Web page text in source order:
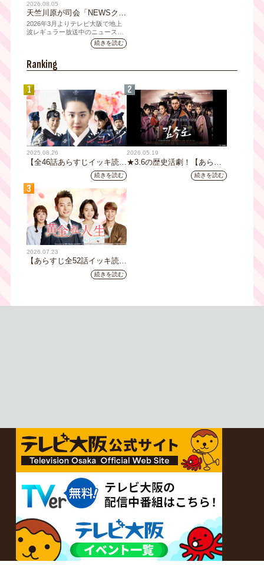
2026.08.05
天竺川原が司会「NEWSクラ
イシス」チャンネル登録者数
10万人突破！テレビ大阪の番
組史上最速記録を更新
2026年3月よりテレビ大阪で地上
波レギュラー放送中のニュース番
組「NEWSクライシス」が、この
たび2026年7月12日(日)に、
人を達成しました。
続きを読む
Ranking
1
2025.08.26
【全46話あらすじイッキ読
み】韓国ドラマ『火の女神
ジョンイ』｜テレビ大阪 9
月11日（木）朝8時放送スタ
ート
続きを読む
2
2026.05.19
★3.6の歴史活劇！【あらす
じ全32話イッキ読み】韓国ド
ラマ『鉄の王 キム・スロ』
続きを読む
3
2026.07.23
【あらすじ全52話イッキ読
み】韓国ドラマ『黄金の私の
人生』｜テレビ大阪 月曜～
続きを読む